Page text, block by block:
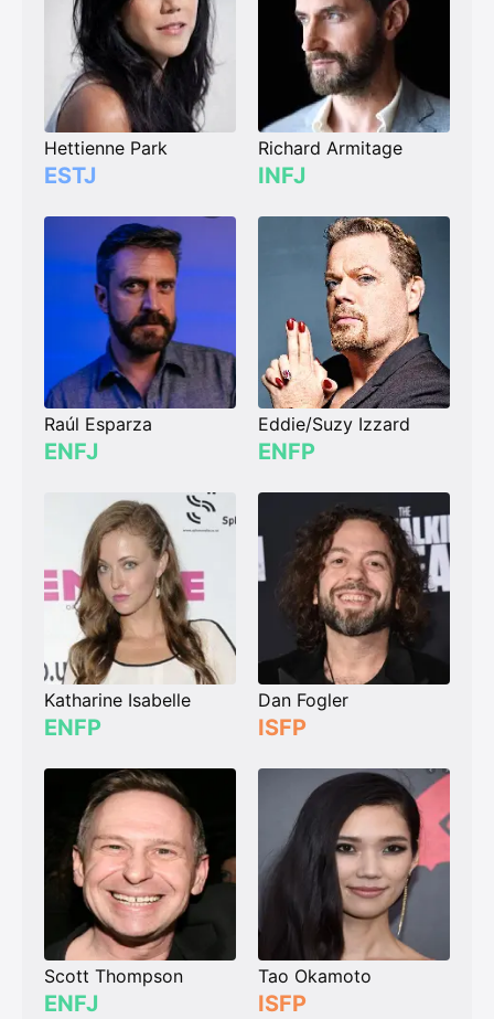
Hettienne Park
ESTJ
Richard Armitage
INFJ
Raúl Esparza
ENFJ
Eddie/Suzy Izzard
ENFP
Katharine Isabelle
ENFP
Dan Fogler
ISFP
Scott Thompson
ENFJ
Tao Okamoto
ISFP